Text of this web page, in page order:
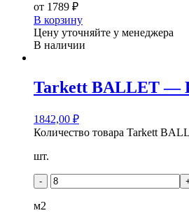
от 1789 ₽
В корзину
Цену уточняйте у менеджера
В наличии
Tarkett BALLET —
1842,00 ₽
Количество товара Tarkett
шт.
-
м2